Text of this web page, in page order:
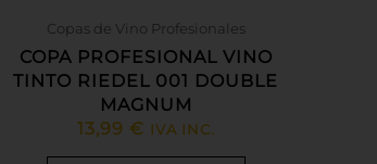
Copas de Vino Profesionales
COPA PROFESIONAL VINO
TINTO RIEDEL 001 DOUBLE
MAGNUM
13,99 € IVA INC.